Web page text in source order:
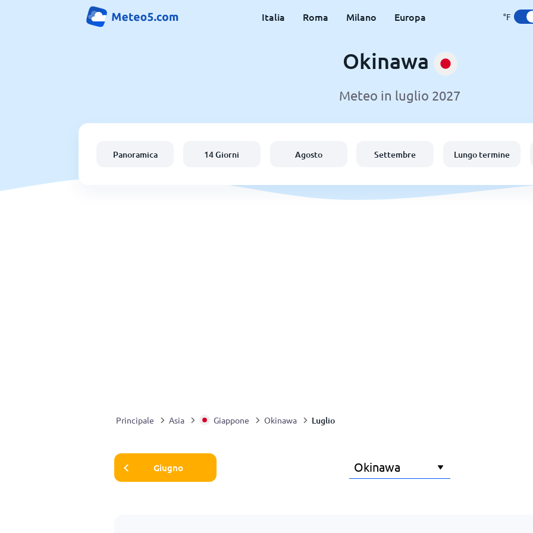
Italia Roma Milano Europa °F
Okinawa
Meteo in luglio 2027
Panoramica 14 Giorni Agosto Settembre Lungo termine
Principale Asia Giappone Okinawa Luglio
Giugno